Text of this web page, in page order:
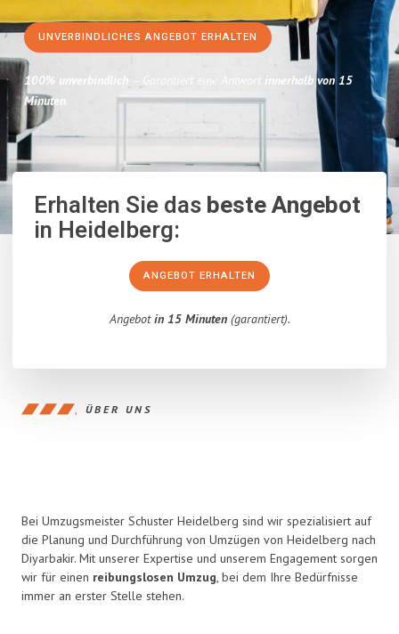
UNVERBINDLICHES ANGEBOT ERHALTEN
100% unverbindlich – Garantiert eine Antwort innerhalb von 15
Minuten.
Erhalten Sie dasbeste Angebot
in Heidelberg:
ANGEBOT ERHALTEN
Angebotin 15 Minuten(garantiert).
ÜBER UNS
Bei Umzugsmeister Schuster Heidelberg sind wir spezialisiert auf
die Planung und Durchführung von Umzügen von Heidelberg nach
Diyarbakir. Mit unserer Expertise und unserem Engagement sorgen
wir für einen reibungslosen Umzug, bei dem Ihre Bedürfnisse
immer an erster Stelle stehen.